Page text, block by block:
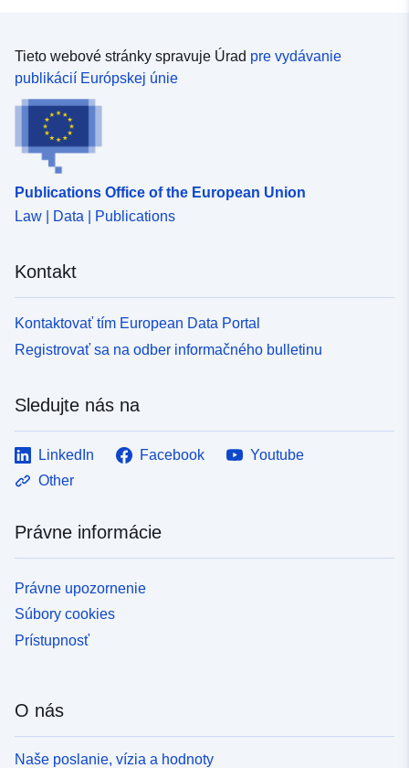
Tieto webové stránky spravuje Úrad pre vydávanie
publikácií Európskej únie
Publications Office of the European Union
Law | Data | Publications
Kontakt
Kontaktovať tím European Data Portal
Registrovať sa na odber informačného bulletinu
Sledujte nás na
LinkedIn Facebook
Youtube
Other
Právne informácie
Právne upozornenie
Súbory cookies
Prístupnosť
O nás
Naše poslanie, vízia a hodnoty